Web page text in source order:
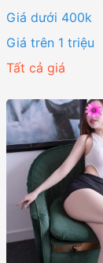
Giá dưới 400k
Giá trên 1 triệu
Tất cả giá